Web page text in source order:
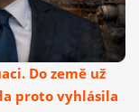
Do země už
proto vyhlásila